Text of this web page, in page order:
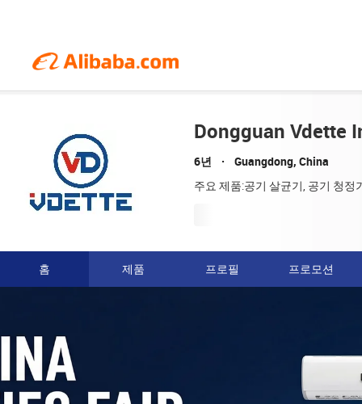
Dongguan Vdette
6년 Guangdong, China
주요 제품:공기 살균기, 공기 청정
홈 제품 프로필 프로모션